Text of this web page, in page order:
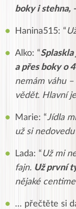
boky i stehna,
Hanina515: “
Alko: “Splaskla
a přes boky o
nemám váhu
vědět. Hlavní
Marie: “Jídla
už si
Lada: “Už mi
fajn. Už první
nějaké
… přečtěte si